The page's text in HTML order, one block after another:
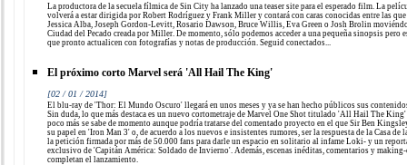
La productora de la secuela fílmica de Sin City ha lanzado una teaser site para el esperado film. La
volverá a estar dirigida por Robert Rodríguez y Frank Miller y contará con caras conocidas entre las que
Jessica Alba, Joseph Gordon-Levitt, Rosario Dawson, Bruce Willis, Eva Green o Josh Brolin
Ciudad del Pecado creada por Miller. De momento, sólo podemos acceder a una pequeña sinopsis pero
que pronto actualicen con fotografías y notas de producción. Seguid conectados...
El próximo corto Marvel será 'All Hail The King'
[02 / 01 / 2014]
El blu-ray de 'Thor: El Mundo Oscuro' llegará en unos meses y ya se han hecho públicos sus
Sin duda, lo que más destaca es un nuevo cortometraje de Marvel One Shot titulado 'All Hail The
poco más se sabe de momento aunque podría tratarse del comentado proyecto en el que Sir Ben
su papel en 'Iron Man 3' o, de acuerdo a los nuevos e insistentes rumores, ser la respuesta de la Casa de
la petición firmada por más de 50.000 fans para darle un espacio en solitario al infame Loki- y un
exclusivo de 'Capitán América: Soldado de Invierno'. Además, escenas inéditas, comentarios y
completan el lanzamiento.